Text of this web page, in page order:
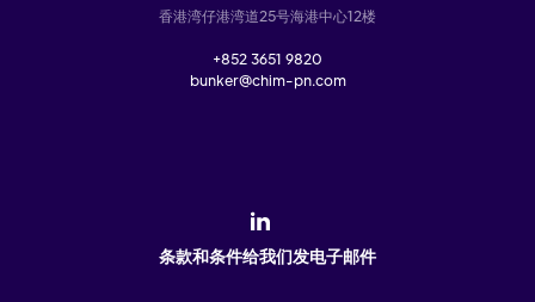
香港湾仔港湾道25号海港中心12楼
+852 3651 9820
bunker@chim-pn.com
条款和条件给我们发电子邮件